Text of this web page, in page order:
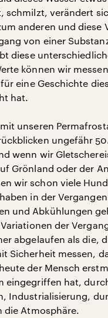
schmilzt, verändert
anderen und diese
von einer
diese
können wir
eine Geschichte
hat.
unseren
ungefähr
wenn wir
Grönland oder der
wir schon viele
in der
und Abkühlungen
der
abgelaufen als die,
Sicherheit messen,
der Mensch
eingegriffen hat,
Industrialisierung,
die Atmosphäre.